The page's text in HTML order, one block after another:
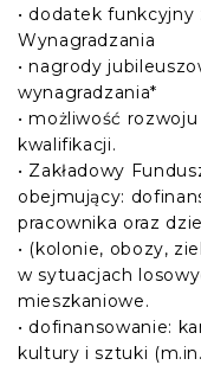
• dodatek
Wynagradzania
• nagrody
wynagradzania*
• możliwość
kwalifikacji.
• Zakładowy
obejmujący:
pracownika oraz
• (kolonie, obozy,
w sytuacjach
mieszkaniowe.
• dofinansowanie:
kultury i sztuki